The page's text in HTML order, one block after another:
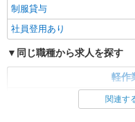
制服貸与
社員登用あり
同じ職種から求人を探す
軽作
関連す